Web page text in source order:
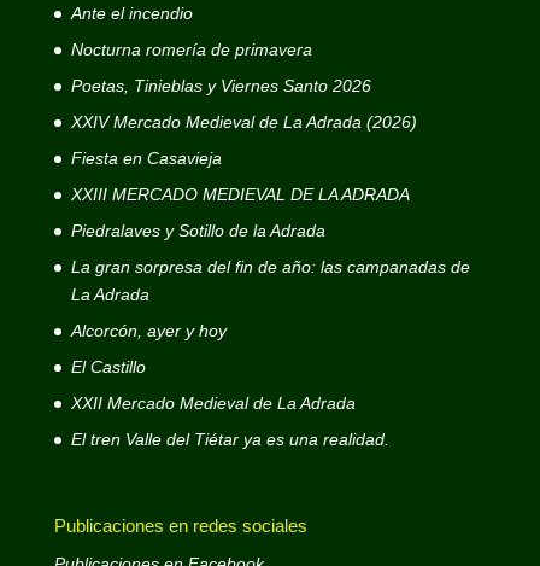
Ante el incendio
Nocturna romería de primavera
Poetas, Tinieblas y Viernes Santo 2026
XXIV Mercado Medieval de La Adrada (2026)
Fiesta en Casavieja
XXIII MERCADO MEDIEVAL DE LA ADRADA
Piedralaves y Sotillo de la Adrada
La gran sorpresa del fin de año: las campanadas de
La Adrada
Alcorcón, ayer y hoy
El Castillo
XXII Mercado Medieval de La Adrada
El tren Valle del Tiétar ya es una realidad.
Publicaciones en redes sociales